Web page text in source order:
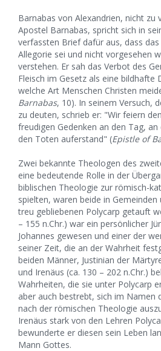
Barnabas von Alexandrien, nicht zu
Apostel Barnabas, spricht sich in
verfassten Brief dafür aus, dass
Allegorie sei und nicht vorgesehen
verstehen. Er sah das Verbot des
Fleisch im Gesetz als eine bildhafte
welche Art Menschen Christen
Barnabas, 10). In seinem Versuch,
zu deuten, schrieb er: "Wir feiern
freudigen Gedenken an den Tag, an
den Toten auferstand" (Epistle of
Zwei bekannte Theologen des
eine bedeutende Rolle in der
biblischen Theologie zur römisch-
spielten, waren beide in
treu gebliebenen Polycarp getauft
– 155 n.Chr.) war ein persönlicher
Johannes gewesen und einer der
seiner Zeit, die an der Wahrheit
beiden Männer, Justinian der
und Irenäus (ca. 130 – 202 n.Chr.)
Wahrheiten, die sie unter Polycarp
aber auch bestrebt, sich im Namen
nach der römischen Theologie
Irenäus stark von den Lehren
bewunderte er diesen sein Leben
Mann Gottes.